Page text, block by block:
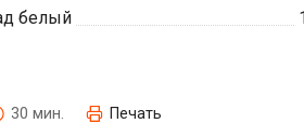
белый
30 мин. Печать